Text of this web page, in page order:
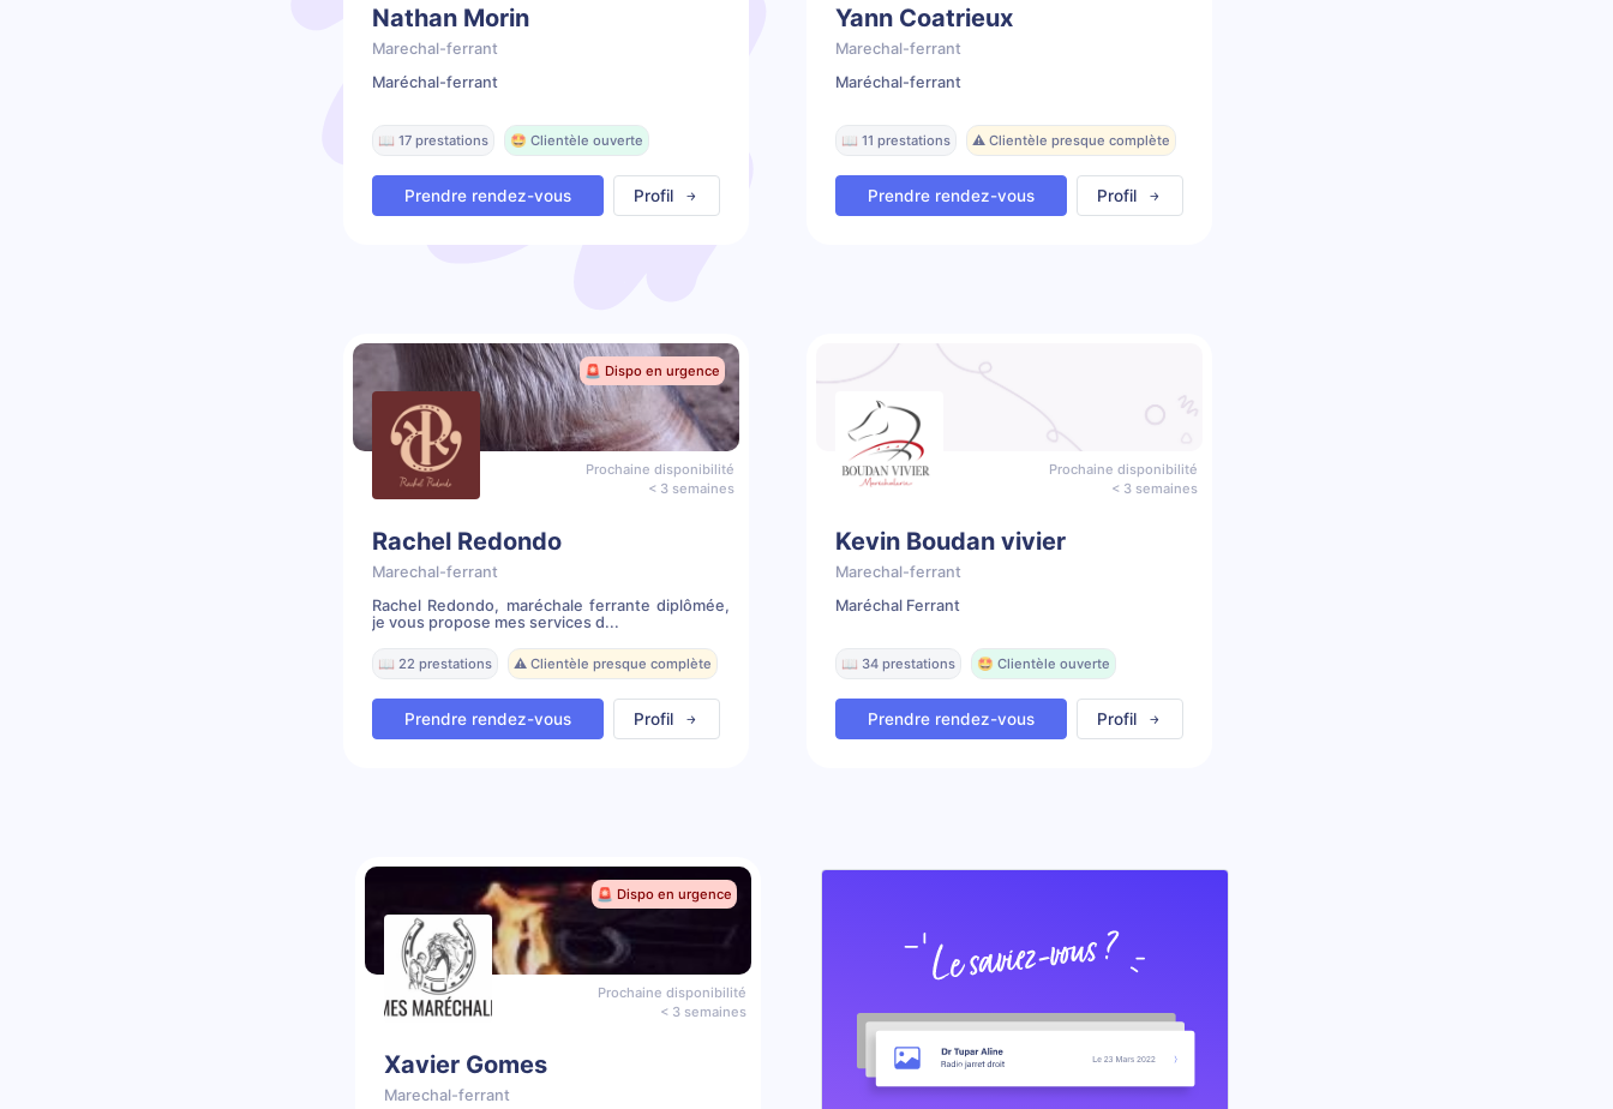
Nathan Morin
Marechal-ferrant
Maréchal-ferrant
📖 17 prestations 🤩 Clientèle ouverte
Prendre rendez-vous Profil
Yann Coatrieux
Marechal-ferrant
Maréchal-ferrant
📖 11 prestations ⚠️ Clientèle presque complète
Prendre rendez-vous Profil
🚨 Dispo en urgence
Prochaine disponibilité
< 3 semaines
Rachel Redondo
Marechal-ferrant
Rachel Redondo, maréchale ferrante diplômée,
je vous propose mes services d...
📖 22 prestations ⚠️ Clientèle presque complète
Prendre rendez-vous Profil
Prochaine disponibilité
< 3 semaines
Kevin Boudan vivier
Marechal-ferrant
Maréchal Ferrant
📖 34 prestations 🤩 Clientèle ouverte
Prendre rendez-vous Profil
🚨 Dispo en urgence
Prochaine disponibilité
< 3 semaines
Xavier Gomes
Marechal-ferrant